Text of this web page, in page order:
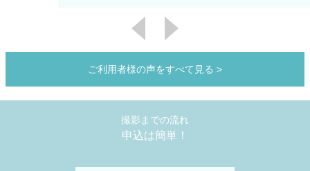
ご利用者様の声をすべて見る >
撮影までの流れ
申込は簡単！